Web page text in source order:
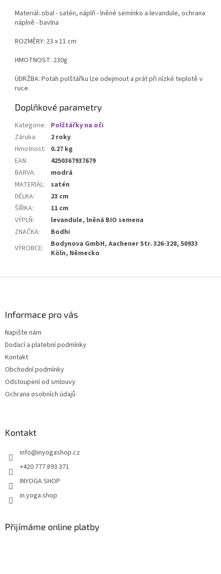
Materiál: obal - satén, náplň - lněné semínko a levandule, ochrana
náplně - bavlna
ROZMĚRY: 23 x 11 cm
HMOTNOST: 230g
ÚDRŽBA: Potah polštářku lze odejmout a prát při nízké teplotě v
ruce.
Doplňkové parametry
Kategorie: Polštářky na oči
Záruka:
2 roky
Hmotnost:
0.27 kg
EAN:
4250367937679
BARVA:
modrá
MATERIÁL:
satén
DÉLKA:
23 cm
ŠÍŘKA:
11 cm
VÝPLŇ:
levandule, lněná BIO semena
ZNAČKA:
Bodhi
VÝROBCE:
Bodynova GmbH, Aachener Str. 326-328, 50933
Köln, Německo
Informace pro vás
Napište nám
Dodací a platební podmínky
Kontakt
Obchodní podmínky
Odstoupení od smlouvy
Ochrana osobních údajů
Kontakt
info@inyogashop.cz
+420 777 893 371
INYOGA SHOP
in.yoga.shop
Přijímáme online platby